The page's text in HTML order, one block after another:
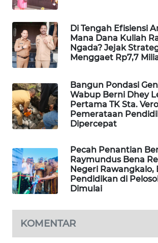
Di Tengah Efisiensi
Mana Dana Kuliah
Ngada? Jejak
Menggaet Rp7,7
Bangun Pondasi
Wabup Berni Dhey
Pertama TK Sta.
Pemerataan
Dipercepat
Pecah Penantian
Raymundus Bena
Negeri Rawangkalo,
Pendidikan di
Dimulai
KOMENTAR
NEWS
SIBARAGAS
NEWS
METRO
SIANTAR
NEWS
MEDAN
NEWS
METRO
NEWS
KRT